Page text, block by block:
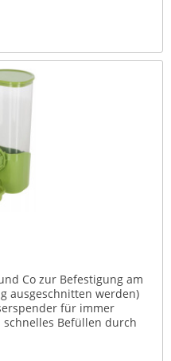
Co zur Befestigung am
ausgeschnitten werden)
für immer
Befüllen durch